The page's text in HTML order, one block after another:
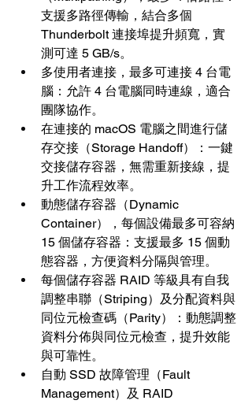
支援多路徑傳輸，結合多個
Thunderbolt 連接埠提升頻寬，實
測可達 5 GB/s。
多使用者連接，最多可連接 4 台電
腦：允許 4 台電腦同時連線，適合
團隊協作。
在連接的 macOS 電腦之間進行儲
存交接（Storage Handoff）：一鍵
交接儲存容器，無需重新接線，提
升工作流程效率。
動態儲存容器（Dynamic
Container），每個設備最多可容納
15 個儲存容器：支援最多 15 個動
態容器，方便資料分隔與管理。
每個儲存容器 RAID 等級具有自我
調整串聯（Striping）及分配資料與
同位元檢查碼（Parity）：動態調整
資料分佈與同位元檢查，提升效能
與可靠性。
自動 SSD 故障管理（Fault
Management）及 RAID